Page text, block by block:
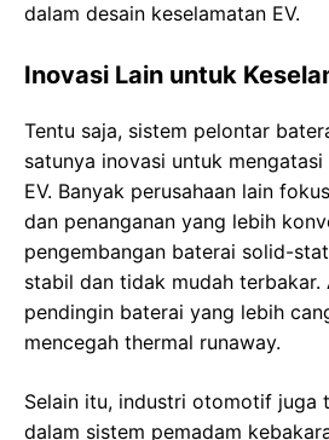
dalam desain keselamatan EV.
Inovasi Lain untuk
Tentu saja, sistem pelontar
satunya inovasi untuk
EV. Banyak perusahaan lain
dan penanganan yang lebih
pengembangan baterai solid-
stabil dan tidak mudah terbakar.
pendingin baterai yang lebih
mencegah thermal runaway.
Selain itu, industri otomotif juga
dalam sistem pemadam